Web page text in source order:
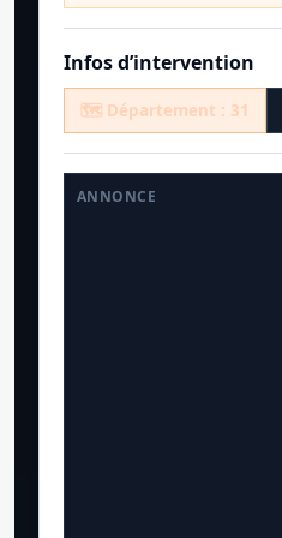
Infos d’intervention
🗺️ Département : 31
ANNONCE